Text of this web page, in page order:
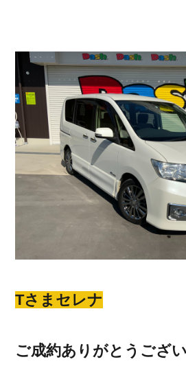
Tさまセレナ
ご成約ありがとうござ